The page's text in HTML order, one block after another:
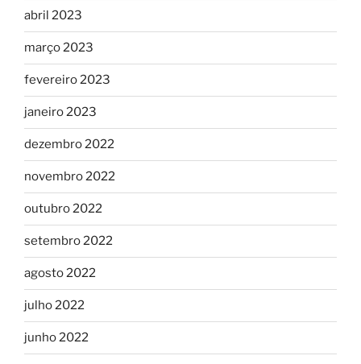
abril 2023
março 2023
fevereiro 2023
janeiro 2023
dezembro 2022
novembro 2022
outubro 2022
setembro 2022
agosto 2022
julho 2022
junho 2022